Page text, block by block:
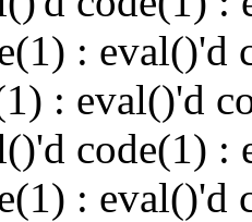
: eval()'d
: eval()'d
code(1) :
: eval()'d